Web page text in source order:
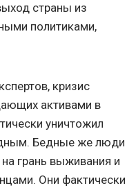
страны из
политиками,
кризис
активами в
уничтожил
Бедные же люди
грань выживания и
Они фактически